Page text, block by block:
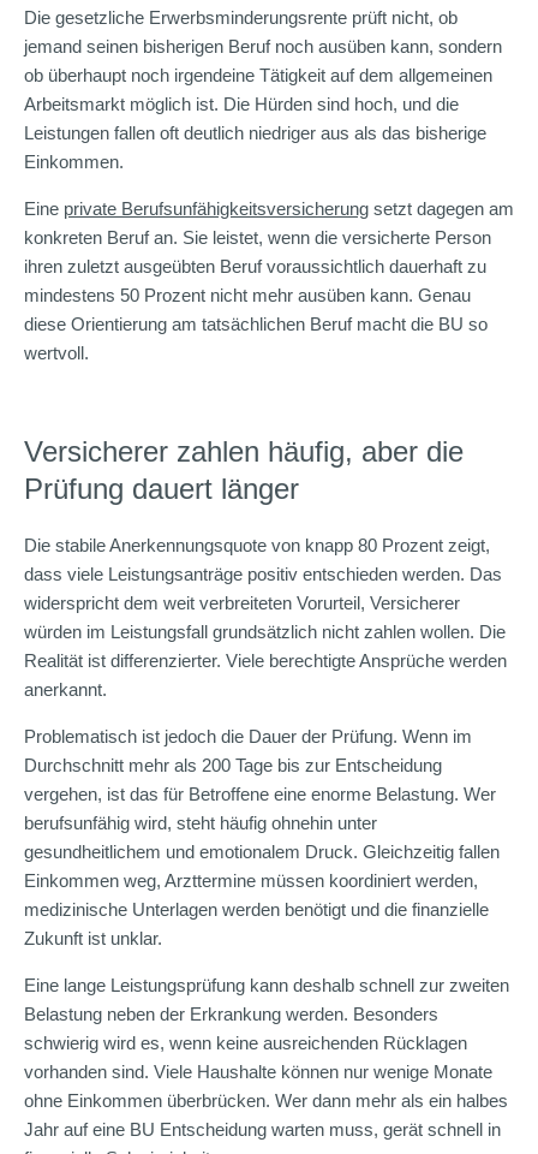
Die gesetzliche Erwerbsminderungsrente prüft nicht, ob
jemand seinen bisherigen Beruf noch ausüben kann, sondern
ob überhaupt noch irgendeine Tätigkeit auf dem allgemeinen
Arbeitsmarkt möglich ist. Die Hürden sind hoch, und die
Leistungen fallen oft deutlich niedriger aus als das bisherige
Einkommen.
Eine private Berufsunfähigkeitsversicherung setzt dagegen am
konkreten Beruf an. Sie leistet, wenn die versicherte Person
ihren zuletzt ausgeübten Beruf voraussichtlich dauerhaft zu
mindestens 50 Prozent nicht mehr ausüben kann. Genau
diese Orientierung am tatsächlichen Beruf macht die BU so
wertvoll.
Versicherer zahlen häufig, aber die
Prüfung dauert länger
Die stabile Anerkennungsquote von knapp 80 Prozent zeigt,
dass viele Leistungsanträge positiv entschieden werden. Das
widerspricht dem weit verbreiteten Vorurteil, Versicherer
würden im Leistungsfall grundsätzlich nicht zahlen wollen. Die
Realität ist differenzierter. Viele berechtigte Ansprüche werden
anerkannt.
Problematisch ist jedoch die Dauer der Prüfung. Wenn im
Durchschnitt mehr als 200 Tage bis zur Entscheidung
vergehen, ist das für Betroffene eine enorme Belastung. Wer
berufsunfähig wird, steht häufig ohnehin unter
gesundheitlichem und emotionalem Druck. Gleichzeitig fallen
Einkommen weg, Arzttermine müssen koordiniert werden,
medizinische Unterlagen werden benötigt und die finanzielle
Zukunft ist unklar.
Eine lange Leistungsprüfung kann deshalb schnell zur zweiten
Belastung neben der Erkrankung werden. Besonders
schwierig wird es, wenn keine ausreichenden Rücklagen
vorhanden sind. Viele Haushalte können nur wenige Monate
ohne Einkommen überbrücken. Wer dann mehr als ein halbes
Jahr auf eine BU Entscheidung warten muss, gerät schnell in